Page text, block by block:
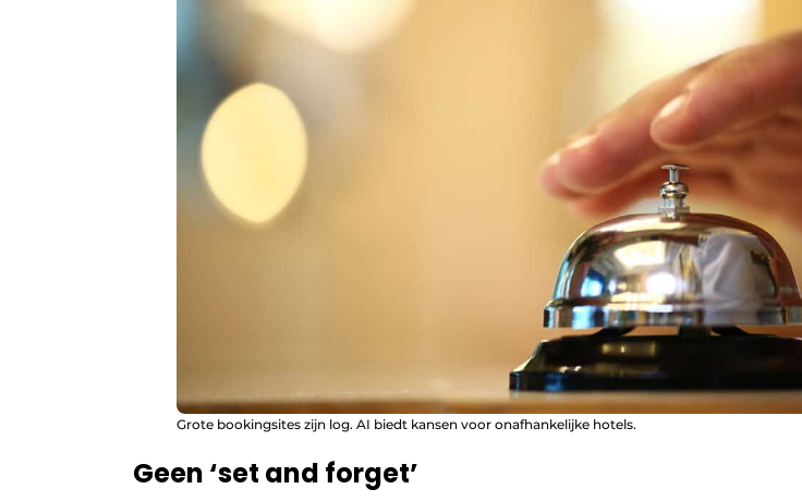
Grote bookingsites zijn log. AI biedt kansen voor onafhankelijke hotels.
Geen ‘set and forget’